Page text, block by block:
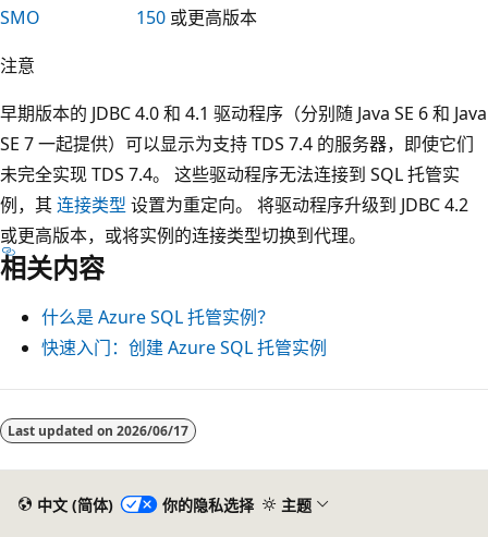
SMO
150 或更高版本
注意
早期版本的 JDBC 4.0 和 4.1 驱动程序（分别随 Java SE 6 和 Java
SE 7 一起提供）可以显示为支持 TDS 7.4 的服务器，即使它们
未完全实现 TDS 7.4。 这些驱动程序无法连接到 SQL 托管实
例，其连接类型 设置为重定向。 将驱动程序升级到 JDBC 4.2
或更高版本，或将实例的连接类型切换到代理。
相关内容
什么是 Azure SQL 托管实例？
快速入门：创建 Azure SQL 托管实例
Last updated on 2026/06/17
中文 (简体) 你的隐私选择 主题